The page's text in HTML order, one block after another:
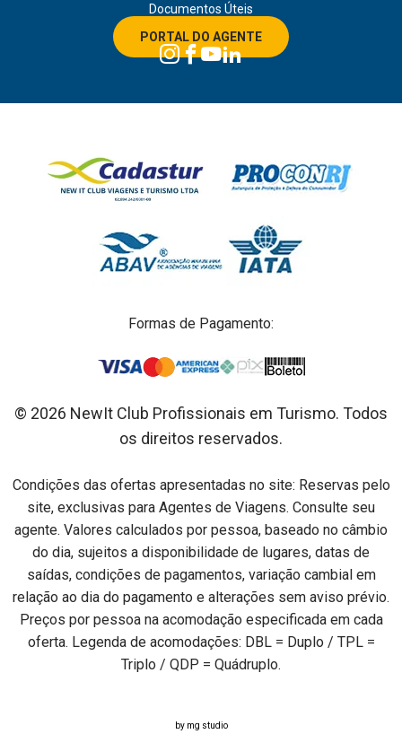
Documentos Úteis
PORTAL DO AGENTE
Formas de Pagamento:
© 2026 NewIt Club Profissionais em Turismo. Todos
os direitos reservados.
Condições das ofertas apresentadas no site: Reservas pelo
site, exclusivas para Agentes de Viagens. Consulte seu
agente. Valores calculados por pessoa, baseado no câmbio
do dia, sujeitos a disponibilidade de lugares, datas de
saídas, condições de pagamentos, variação cambial em
relação ao dia do pagamento e alterações sem aviso prévio.
Preços por pessoa na acomodação especificada em cada
oferta. Legenda de acomodações: DBL = Duplo / TPL =
Triplo / QDP = Quádruplo.
by mg studio